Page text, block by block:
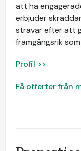
att ha
erbjuder
strävar efter att
framgångsrik
Profil >>
Få offerter från